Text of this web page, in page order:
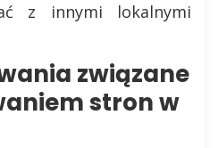
z innymi lokalnymi
związane
stron w